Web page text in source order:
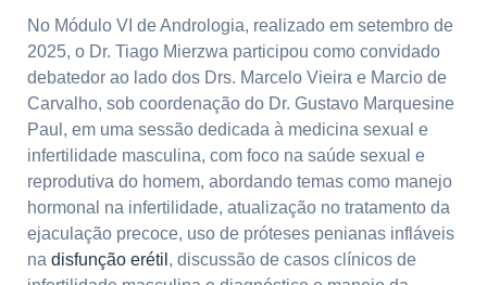
No Módulo VI de Andrologia, realizado em setembro de
2025, o Dr. Tiago Mierzwa participou como convidado
debatedor ao lado dos Drs. Marcelo Vieira e Marcio de
Carvalho, sob coordenação do Dr. Gustavo Marquesine
Paul, em uma sessão dedicada à medicina sexual e
infertilidade masculina, com foco na saúde sexual e
reprodutiva do homem, abordando temas como manejo
hormonal na infertilidade, atualização no tratamento da
ejaculação precoce, uso de próteses penianas infláveis
na disfunção erétil , discussão de casos clínicos de